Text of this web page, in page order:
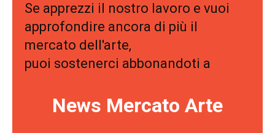
Se apprezzi il nostro lavoro e vuoi
approfondire ancora di più il
mercato dell'arte,
puoi sostenerci abbonandoti a
News Mercato Arte